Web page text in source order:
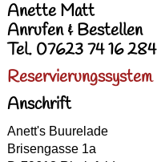
Anette Matt
Anrufen & Bestellen
Tel. 07623 74 16 284
Reservierungssystem
Anschrift
Anett's Buurelade
Brisengasse 1a